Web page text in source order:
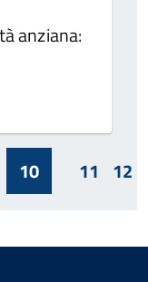
anziana:
10 11 12